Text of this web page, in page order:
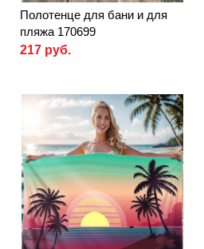
Полотенце для бани и для
пляжа 170699
217 руб.